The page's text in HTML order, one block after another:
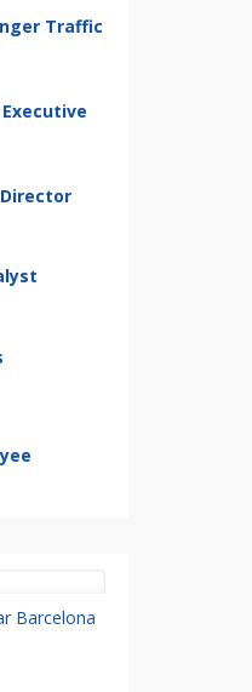
Traffic
Barcelona